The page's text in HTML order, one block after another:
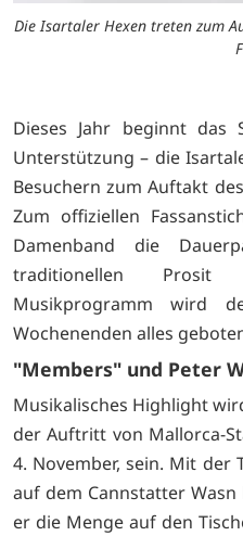
Die Isartaler Hexen treten zum
Dieses Jahr beginnt das
Unterstützung – die
Besuchern zum Auftakt
Zum offiziellen
Damenband die
traditionellen
Musikprogramm wird
Wochenenden alles
"Members" und Peter
Musikalisches Highlight
der Auftritt von Mallorca-
4. November, sein. Mit der
auf dem Cannstatter
er die Menge auf den